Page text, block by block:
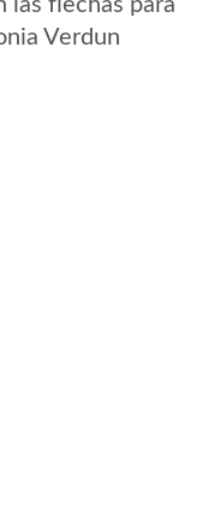
las flechas para
Verdun